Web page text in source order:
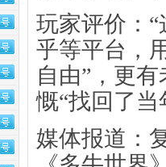
玩家评价：
乎等平台，
自由”，更
慨“找回了
媒体报道：